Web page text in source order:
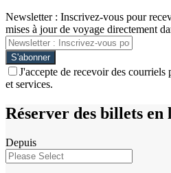
Newsletter : Inscrivez-vous pour
mises à jour de voyage directement
J'accepte de recevoir des
et services.
Réserver des billets en
Depuis